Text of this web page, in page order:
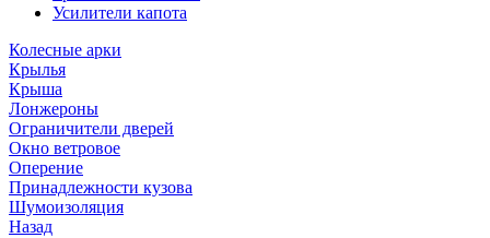
Усилители капота
Колесные арки
Крылья
Крыша
Лонжероны
Ограничители дверей
Окно ветровое
Оперение
Принадлежности кузова
Шумоизоляция
Назад